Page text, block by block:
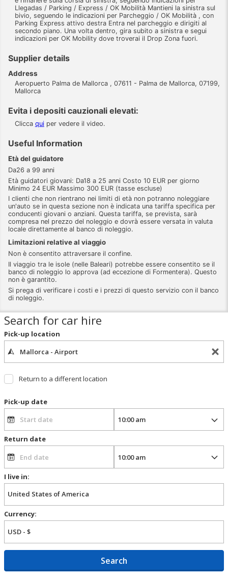
Llegadas / Parking / Express / OK Mobilità Mantieni la sinistra sul
bivio, seguendo le indicazioni per Parcheggio / OK Mobilità , con
Parking Express attivo destra Entra nel parcheggio e dirigiti al
secondo piano. Una volta dentro, gira subito a sinistra e segui
indicazioni per OK Mobility dove troverai il Drop Zona fuori.
Supplier details
Address
Aeropuerto Palma de Mallorca , 07611 - Palma de Mallorca, 07199,
Mallorca
Evita i depositi cauzionali elevati:
Clicca quiper vedere il video.
Useful Information
Età del guidatore
Da26 a 99 anni
Età guidatori giovani: Da18 a 25 anni Costo 10 EUR per giorno
Minimo 24 EUR Massimo 300 EUR (tasse escluse)
I clienti che non rientrano nei limiti di età non potranno noleggiare
un'auto se in questa sezione non è indicata una tariffa specifica per
conducenti giovani o anziani. Questa tariffa, se prevista, sarà
compresa nel prezzo del noleggio e dovrà essere versata in valuta
locale direttamente al banco di noleggio.
Limitazioni relative al viaggio
Non è consentito attraversare il confine.
Il viaggio tra le isole (nelle Baleari) potrebbe essere consentito se il
banco di noleggio lo approva (ad eccezione di Formentera). Questo
non è garantito.
Si prega di verificare i costi e i prezzi di questo servizio con il banco
di noleggio.
Search for car hire
Pick-up location
Return to a different location
Pick-up date
Return date
I live in:
Currency:
Search